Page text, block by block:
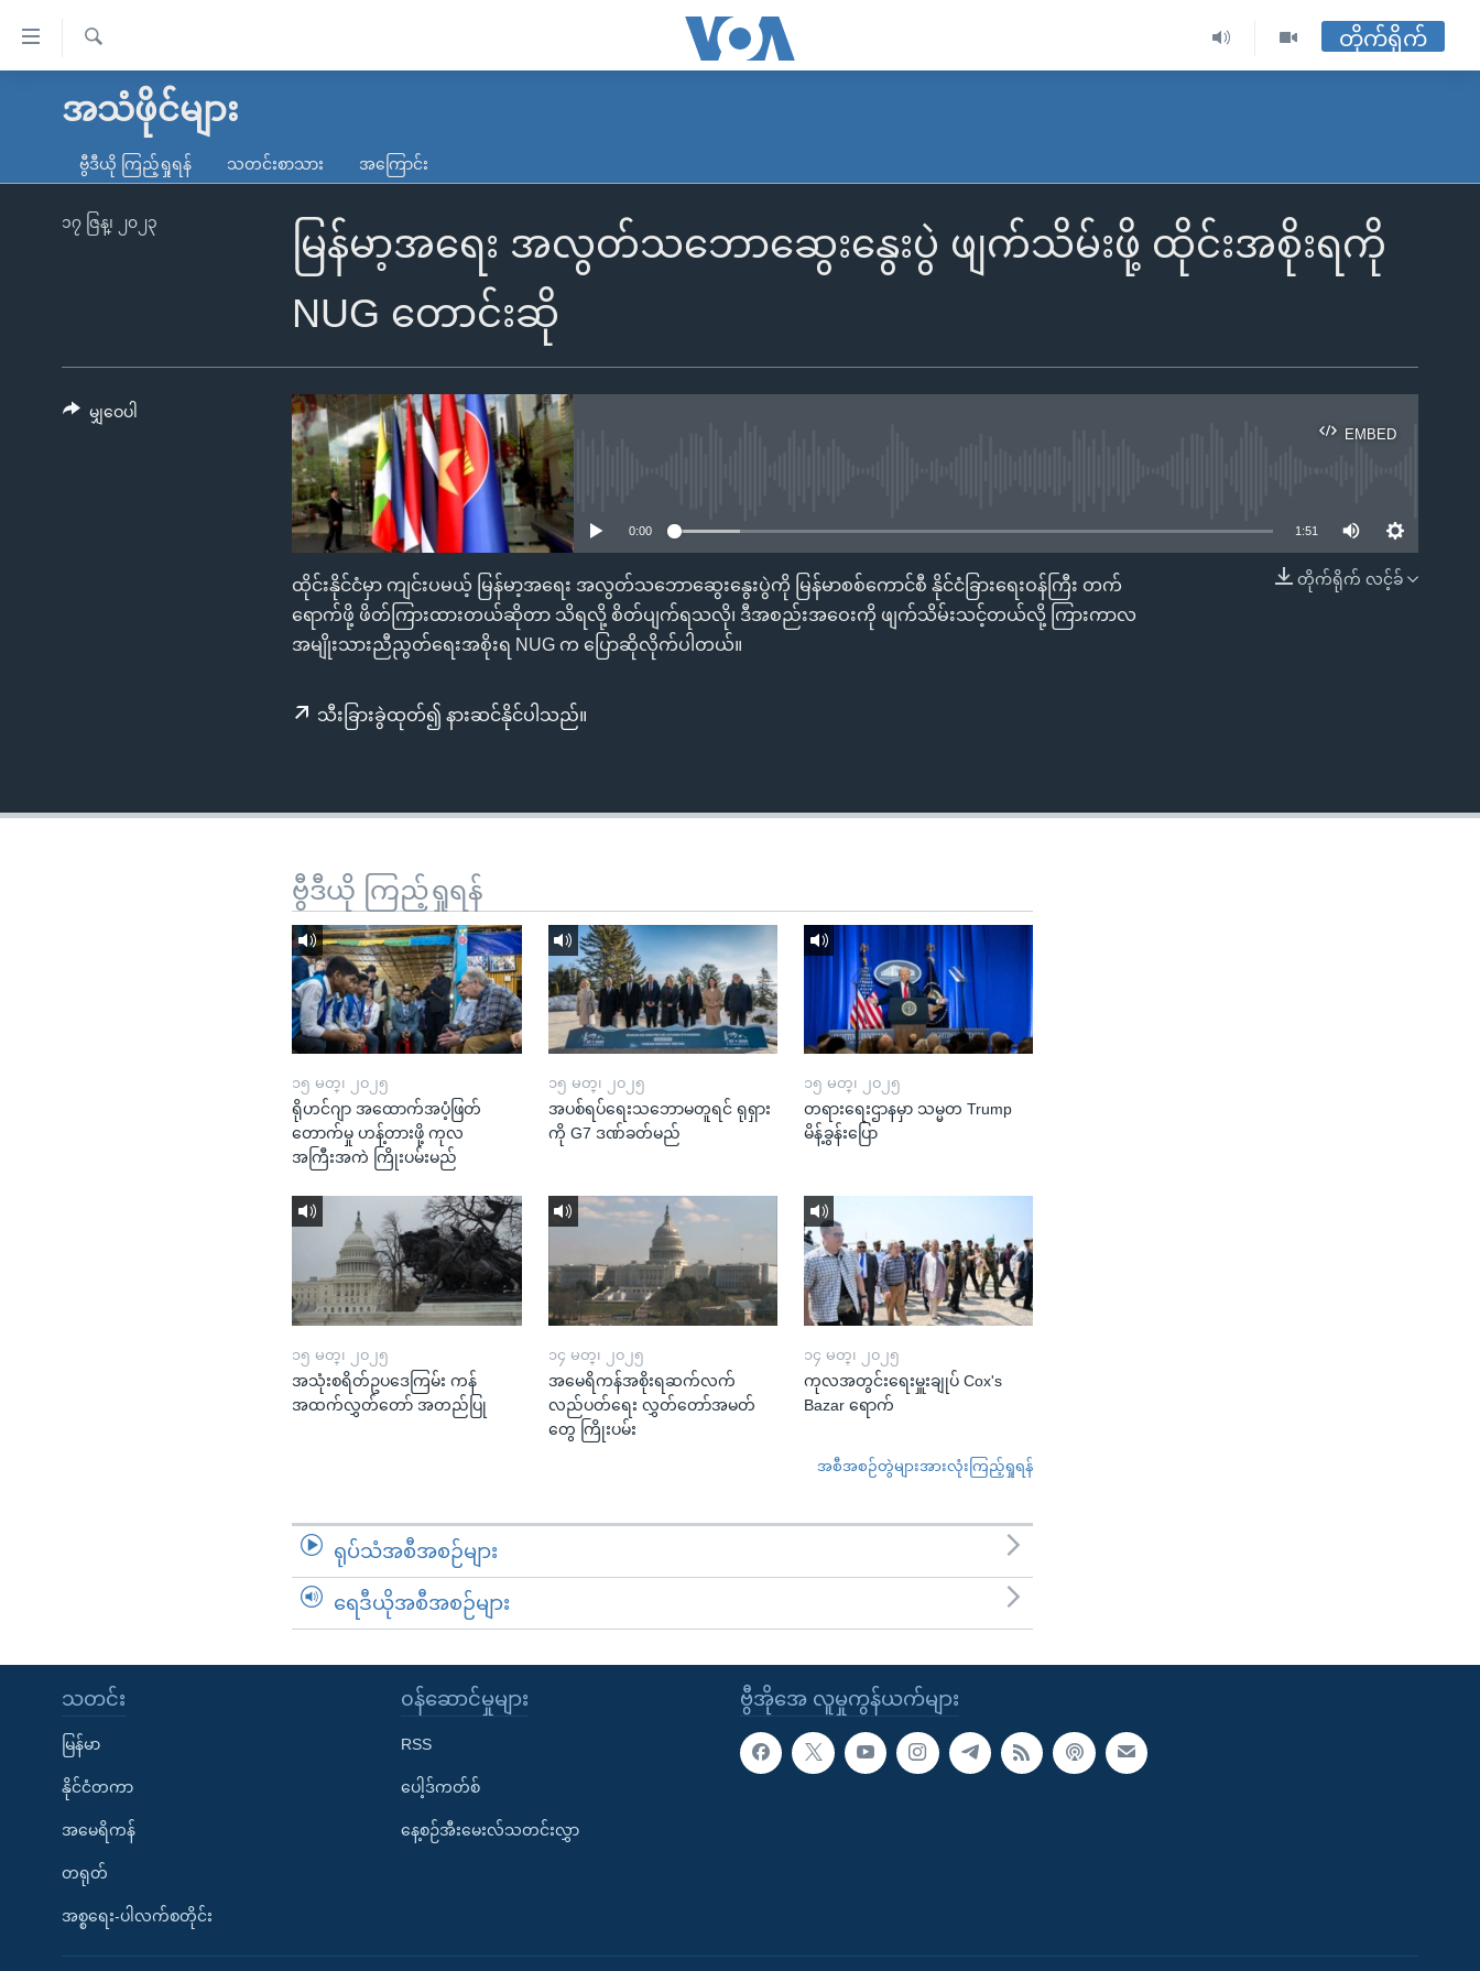
လွယ်ကူ
သည့်
မူလစာမျက်နှာ
ကမ္ဘာ့သတင်းများ
နိုင်ငံတကာ
မကြေးမုံရဲ့ အင်္ဂလိပ်စာ
ရေဒီယို
ရေဒီယိုနှင့်ရုပ်သံ အချက်အလက်များ
ရ
တိုက်ရိုက်
အသံဖိုင်များ
ဗွီဒီယို ကြည့်ရှုရန် သတင်းစာသား အကြောင်း
မြန်မာ့အရေး အလွတ်သဘောဆွေးနွေးပွဲ ဖျက်သိမ်းဖို့ ထိုင်းအစိုးရကို
NUG တောင်းဆို
၁၇ ဇြန္၊ ၂၀၂၃
EMBED
EMBED
0:00 1:51
တိုက်ရိုက် လင့်ခ်
ထိုင်းနိုင်ငံမှာ ကျင်းပမယ့် မြန်မာ့အရေး အလွတ်သဘောဆွေးနွေးပွဲကို မြန်မာစစ်ကောင်စီ နိုင်ငံခြားရေးဝန်ကြီး တက်
ရောက်ဖို့ ဖိတ်ကြားထားတယ်ဆိုတာ သိရလို့ စိတ်ပျက်ရသလို၊ ဒီအစည်းအဝေးကို ဖျက်သိမ်းသင့်တယ်လို့ ကြားကာလ
အမျိုးသားညီညွတ်ရေးအစိုးရ NUG က ပြောဆိုလိုက်ပါတယ်။
သီးခြားခွဲထုတ်၍ နားဆင်နိုင်ပါသည်။
မျှဝေပါ
ဗွီဒီယို ကြည့်ရှုရန်
၁၅ မတ္၊ ၂၀၂၅
ရိုဟင်ဂျာ အထောက်အပံ့ဖြတ်
တောက်မှု ဟန့်တားဖို့ ကုလ
အကြီးအကဲ ကြိုးပမ်းမည်
၁၅ မတ္၊ ၂၀၂၅
အပစ်ရပ်ရေးသဘောမတူရင် ရုရှား
ကို G7 ဒဏ်ခတ်မည်
၁၅ မတ္၊ ၂၀၂၅
တရားရေးဌာနမှာ သမ္မတ Trump
မိန့်ခွန်းပြော
၁၅ မတ္၊ ၂၀၂၅
အသုံးစရိတ်ဥပဒေကြမ်း ကန်
အထက်လွှတ်တော် အတည်ပြု
၁၄ မတ္၊ ၂၀၂၅
အမေရိကန်အစိုးရဆက်လက်
လည်ပတ်ရေး လွှတ်တော်အမတ်
တွေ ကြိုးပမ်း
၁၄ မတ္၊ ၂၀၂၅
ကုလအတွင်းရေးမှူးချုပ် Cox's
Bazar ရောက်
အစီအစဉ်တွဲများအားလုံးကြည့်ရှုရန်
ရုပ်သံအစီအစဉ်များ
ရေဒီယိုအစီအစဉ်များ
ဗွီအိုအေ လူမှုကွန်ယက်များ
သတင်း
မြန်မာ
နိုင်ငံတကာ
အမေရိကန်
တရုတ်
အစ္စရေး-ပါလက်စတိုင်း
၀န်ဆောင်မှုများ
RSS
ပေါ့ဒ်ကတ်စ်
နေ့စဉ်အီးမေးလ်သတင်းလွှာ